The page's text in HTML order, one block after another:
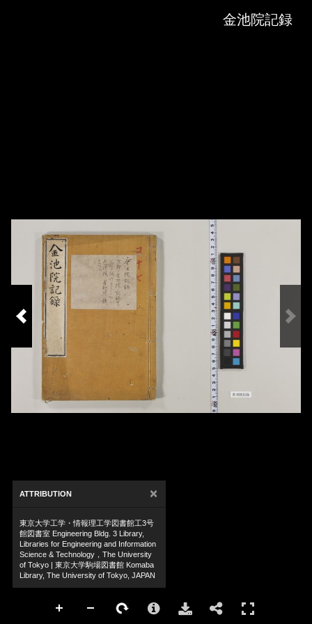
金池院記録
ATTRIBUTION ×
東京大学工学・情報理工学図書館工3号
館図書室 Engineering Bldg. 3 Library,
Libraries for Engineering and Information
Science & Technology，The University
of Tokyo | 東京大学駒場図書館 Komaba
Library, The University of Tokyo, JAPAN